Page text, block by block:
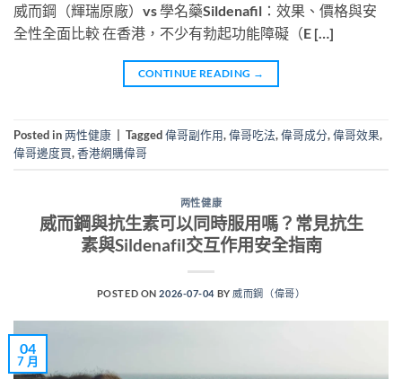
威而鋼（輝瑞原廠）vs 學名藥Sildenafil：效果、價格與安
全性全面比較 在香港，不少有勃起功能障礙（E […]
CONTINUE READING →
Posted in两性健康 Tagged偉哥副作用,偉哥吃法,偉哥成分,偉哥效果,
偉哥邊度買,香港網購偉哥
两性健康
威而鋼與抗生素可以同時服用嗎？常見抗生
素與Sildenafil交互作用安全指南
POSTED ON2026-07-04 BY 威而鋼（偉哥）
04
7 月